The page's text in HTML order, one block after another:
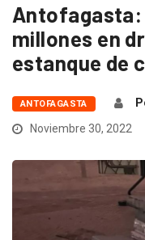
Antofagasta:
millones en
estanque de
ANTOFAGASTA
Noviembre 30, 2022